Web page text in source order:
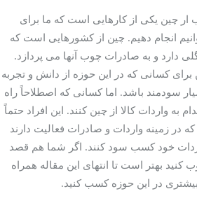
ار چین یکی از کارهایی است که ما برای
انجام دهیم. چین از کشورهایی است که
دارد و به صادرات چوب آنها می­ پردازد.
کسانی که در این حوزه از دانش و تجربه
سودمند باشد. اما کسانی که اصطلاحاً راه
به واردات کالا از چین کنند. این افراد حتماً
که در زمینه واردات و صادرات فعالیت­ دارند
واردات خود کسب سود کنند. اگر شما هم قصد
کنید بهتر است تا انتهای این مقاله همراه
بیشتری در این حوزه کسب کنید.